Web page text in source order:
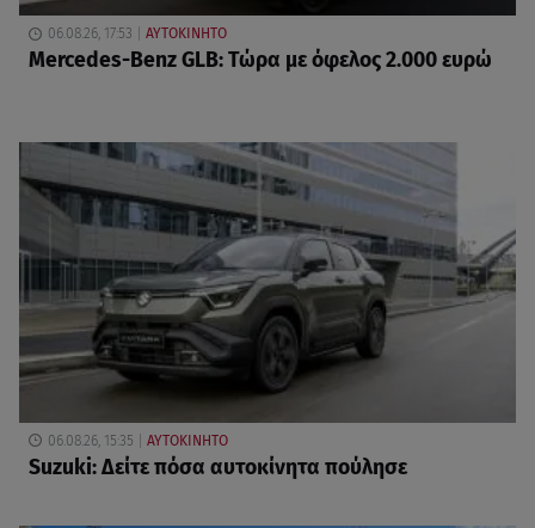
06.08.26, 17:53 ΑΥΤΟΚΙΝΗΤΟ
Mercedes-Benz GLB: Τώρα με όφελος 2.000 ευρώ
06.08.26, 15:35 ΑΥΤΟΚΙΝΗΤΟ
Suzuki: Δείτε πόσα αυτοκίνητα πούλησε